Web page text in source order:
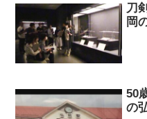
刀
岡
50
の